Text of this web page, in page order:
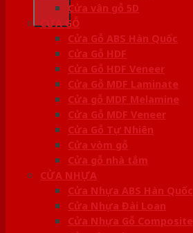
Cửa vân gỗ 5D
CỬA GỖ
Cửa Gỗ ABS Hàn Quốc
Cửa Gỗ HDF
Cửa Gỗ HDF Veneer
Cửa Gỗ MDF Laminate
Cửa gỗ MDF Melamine
Cửa Gỗ MDF Veneer
Cửa Gỗ Tự Nhiên
Cửa vòm gỗ
Cửa gỗ nhà tắm
CỬA NHỰA
Cửa Nhựa ABS Hàn Quốc
Cửa Nhựa Đài Loan
Cửa Nhựa Gỗ Composite